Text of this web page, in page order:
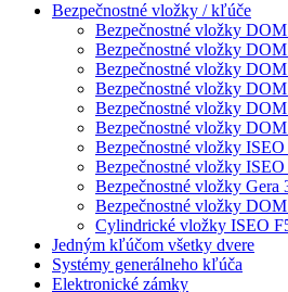
Bezpečnostné vložky / kľúče
Bezpečnostné vložky
Bezpečnostné vložky
Bezpečnostné vložky
Bezpečnostné vložky
Bezpečnostné vložky
Bezpečnostné vložky
Bezpečnostné vložky
Bezpečnostné vložky ISEO
Bezpečnostné vložky Gera
Bezpečnostné vložky
Cylindrické vložky ISEO
Jedným kľúčom všetky dvere
Systémy generálneho kľúča
Elektronické zámky